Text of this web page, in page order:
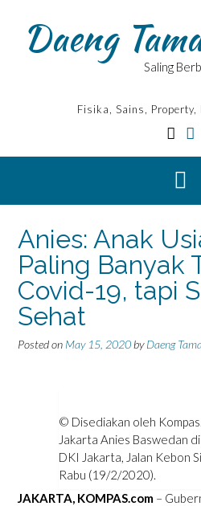
contentDaeng
Saling
Fisika, Sains, Property,
Anies: Anak
Paling Banyak
Covid-19, tapi
Sehat
Posted on May 15, 2020 byDaeng
© Disediakan oleh
Jakarta Anies Baswedan
DKI Jakarta, Jalan Kebon
Rabu (19/2/2020).
JAKARTA, KOMPAS.com –